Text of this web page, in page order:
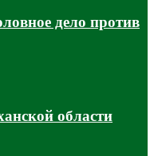
дело против
области